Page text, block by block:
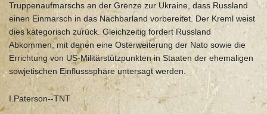
Truppenaufmarschs an der Grenze zur Ukraine, dass Russland
einen Einmarsch in das Nachbarland vorbereitet. Der Kreml weist
dies kategorisch zurück. Gleichzeitig fordert Russland
Abkommen, mit denen eine Osterweiterung der Nato sowie die
Errichtung von US-Militärstützpunkten in Staaten der ehemaligen
sowjetischen Einflusssphäre untersagt werden.
I.Paterson--TNT